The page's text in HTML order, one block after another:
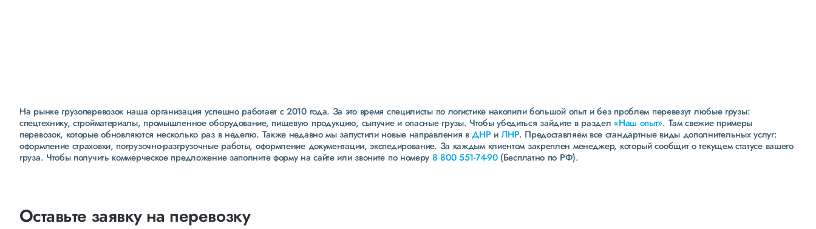
На рынке грузоперевозок наша организация успешно работает с 2010 года. За это время специлисты по логистике накопили большой опыт и без проблем перевезут любые грузы:
спецтехнику, стройматериалы, промышленное оборудование, пищевую продукцию, сыпучие и опасные грузы. Чтобы убедиться зайдите в раздел«Наш опыт». Там свежие примеры
перевозок, которые обновляются несколько раз в неделю. Также недавно мы запустили новые направления вДНР и ЛНР. Предоставляем все стандартные виды дополнительных услуг:
оформление страховки, погрузочно-разгрузочные работы, оформление документации, экспедирование. За каждым клиентом закреплен менеджер, который сообщит о текущем статусе вашего
груза. Чтобы получить коммерческое предложение заполните форму на сайте или звоните по номеру 8 800 551-74-90(Бесплатно по РФ).
Оставьте заявку на перевозку